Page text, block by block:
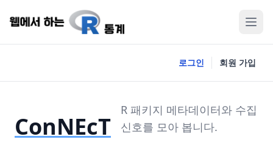
로그인 회원 가입
ConNEcT
R 패키지 메타데이터와 수집
신호를 모아 봅니다.